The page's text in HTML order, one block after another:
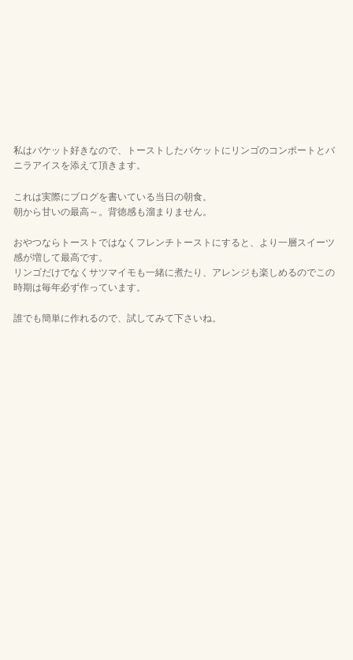
私はバケット好きなので、トーストしたバケットにリンゴのコンポートとバ
ニラアイスを添えて頂きます。
これは実際にブログを書いている当日の朝食。
朝から甘いの最高～。背徳感も溜まりません。
おやつならトーストではなくフレンチトーストにすると、より一層スイーツ
感が増して最高です。
リンゴだけでなくサツマイモも一緒に煮たり、アレンジも楽しめるのでこの
時期は毎年必ず作っています。
誰でも簡単に作れるので、試してみて下さいね。